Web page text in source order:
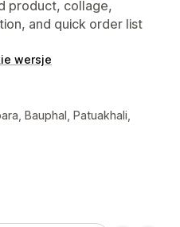
product, collage,
and quick order list
wersje
Bauphal, Patuakhali,